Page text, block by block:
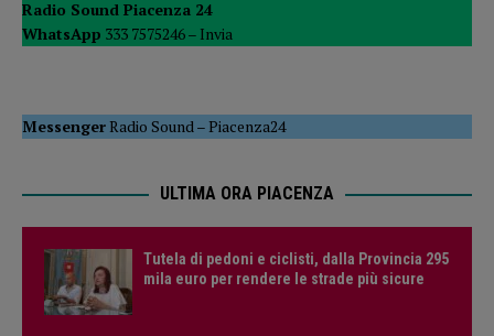
Radio Sound Piacenza 24
WhatsApp 333 7575246 – Invia
MessengerRadio Sound –Piacenza24
ULTIMA ORA PIACENZA
Tutela di pedoni e ciclisti, dalla Provincia 295
mila euro per rendere le strade più sicure